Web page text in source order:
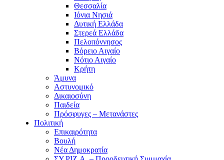
Θεσσαλία
Ιόνια Νησιά
Δυτική Ελλάδα
Στερεά Ελλάδα
Πελοπόννησος
Βόρειο Αιγαίο
Νότιο Αιγαίο
Κρήτη
Άμυνα
Αστυνομικό
Δικαιοσύνη
Παιδεία
Πρόσφυγες – Μετανάστες
Πολιτική
Επικαιρότητα
Βουλή
Νέα Δημοκρατία